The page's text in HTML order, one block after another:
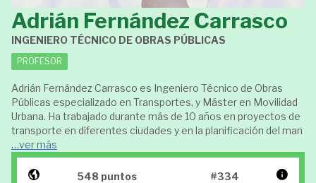
Adrián Fernández Carrasco
INGENIERO TÉCNICO DE OBRAS PÚBLICAS
PROFESOR
Adrián Fernández Carrasco es Ingeniero Técnico de Obras
Públicas especializado en Transportes, y Máster en Movilidad
Urbana. Ha trabajado durante más de 10 años en proyectos de
transporte en diferentes ciudades y en la planificación del man
…ver más
548 puntos #334